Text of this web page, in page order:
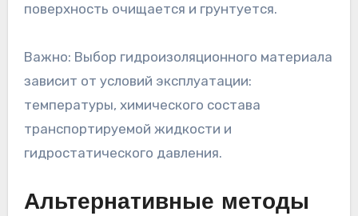
поверхность очищается и грунтуется.
Важно: Выбор гидроизоляционного материала
зависит от условий эксплуатации:
температуры, химического состава
транспортируемой жидкости и
гидростатического давления.
Альтернативные методы